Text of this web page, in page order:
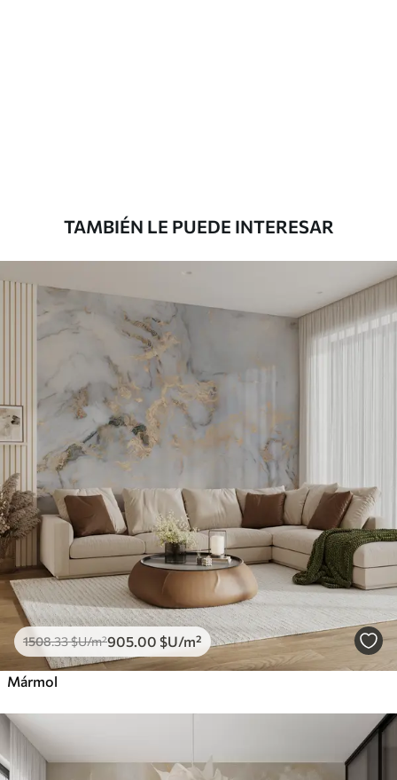
Vinilo Premium
1990.001194.00$U/m²
TAMBIÉN LE PUEDE INTERESAR
1508.33$U/m²905.00 $U/m²
Mármol